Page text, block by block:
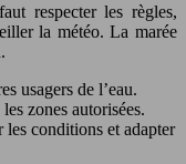
respecter les règles,
la météo. La marée
usagers de l’eau.
zones autorisées.
conditions et adapter